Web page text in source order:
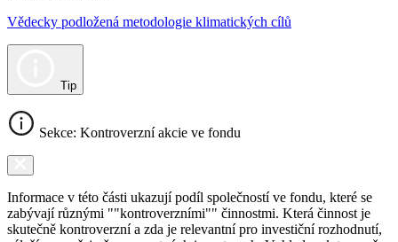
Vědecky podložená metodologie klimatických cílů
Tip
Sekce: Kontroverzní akcie ve fondu
Informace v této části ukazují podíl společností ve fondu, které se
zabývají různými ""kontroverzními"" činnostmi. Která činnost je
skutečně kontroverzní a zda je relevantní pro investiční rozhodnutí,